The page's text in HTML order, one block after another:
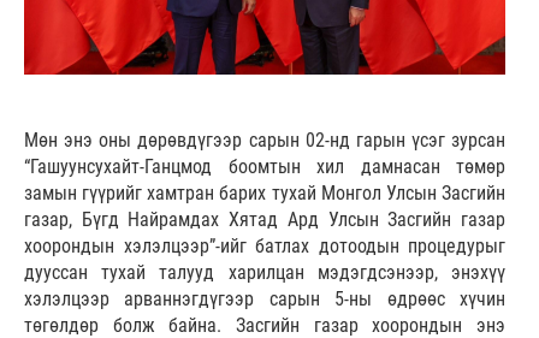
Мөн энэ оны дөрөвдүгээр сарын 02-нд гарын үсэг зурсан
“Гашуунсухайт-Ганцмод боомтын хил дамнасан төмөр
замын гүүрийг хамтран барих тухай Монгол Улсын Засгийн
газар, Бүгд Найрамдах Хятад Ард Улсын Засгийн газар
хоорондын хэлэлцээр”-ийг батлах дотоодын процедурыг
дууссан тухай талууд харилцан мэдэгдсэнээр, энэхүү
хэлэлцээр арваннэгдүгээр сарын 5-ны өдрөөс хүчин
төгөлдөр болж байна. Засгийн газар хоорондын энэ